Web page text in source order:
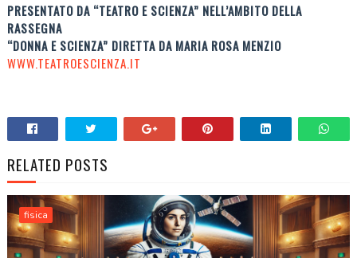
PRESENTATO DA “TEATRO E SCIENZA” NELL’AMBITO DELLA
RASSEGNA
“DONNA E SCIENZA” DIRETTA DA MARIA ROSA MENZIO
WWW.TEATROESCIENZA.IT
RELATED POSTS
fisica